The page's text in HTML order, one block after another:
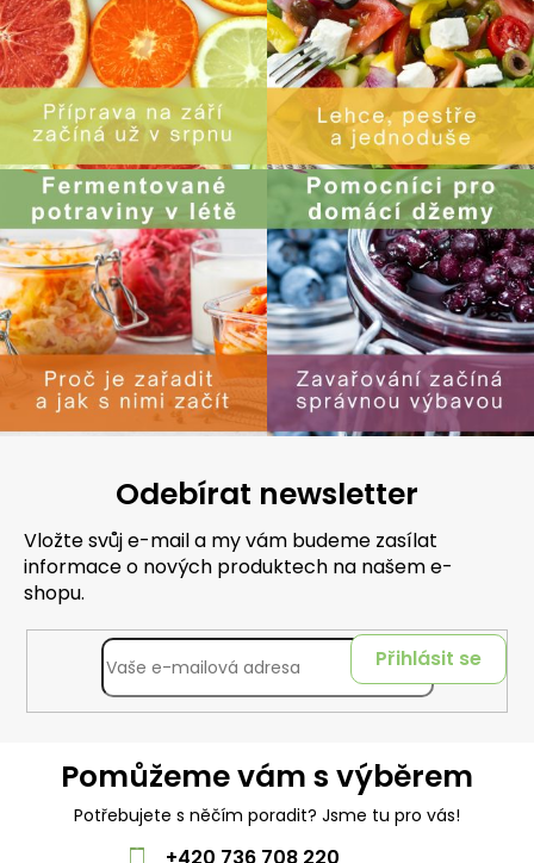
Odebírat newsletter
Vložte svůj e-mail a my vám budeme zasílat
informace o nových produktech na našem e-
shopu.
Přihlásit se
Pomůžeme vám s výběrem
Potřebujete s něčím poradit? Jsme tu pro vás!